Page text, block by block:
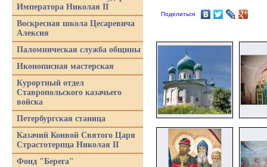
Поделиться
Императора Николая II
Воскресная школа Цесаревича
Алексия
Паломническая служба общины
Иконописная мастерская
Курортный отдел
Ставропольского казачьего
войска
Петербургская станица
Казачий Конвой Святого Царя
Страстотерпца Николая II
Фонд "Берега"